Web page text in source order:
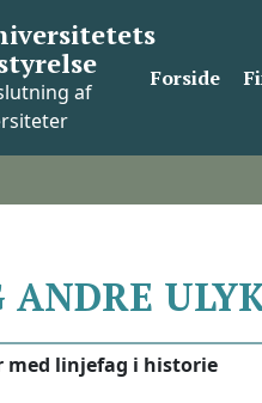
af
Forside
ANDRE
med linjefag i historie